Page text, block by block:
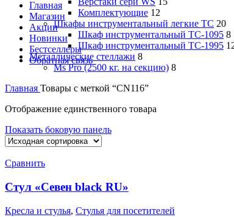
Главная
Магазин
Акции
Новинки
Бестселлеры
Обратная связь
Комплектующие 12
Шкафы инструментальный легкие ТС 20
Шкаф инструментальный TC-1095 8
Шкаф инструментальный TC-1995
Металлические стеллажи 8
Ms Pro (2500 кг. на секцию) 8
Главная Товары с меткой “CN116”
Отображение единственного товара
Показать боковую панель
Сравнить
Стул «Севен black RU»
Кресла и стулья, Стулья для посетителей